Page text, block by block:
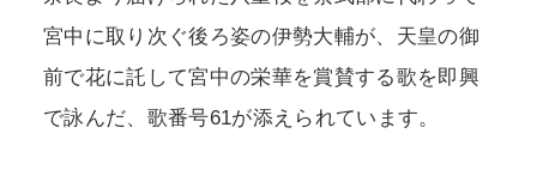
宮中に取り次ぐ後ろ姿の伊勢大輔が、天皇の御
前で花に託して宮中の栄華を賞賛する歌を即興
で詠んだ、歌番号61が添えられています。